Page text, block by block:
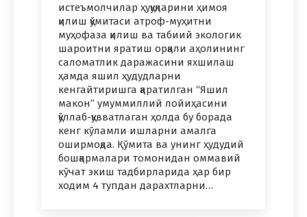
истеъмолчилар ҳуқуқларини ҳимоя
қилиш қўмитаси атроф-муҳитни
муҳофаза қилиш ва табиий экологик
шароитни яратиш орқали аҳолининг
саломатлик даражасини яхшилаш
ҳамда яшил ҳудудларни
кенгайтиришга қаратилган “Яшил
макон” умуммиллий лойиҳасини
қўллаб-қувватлаган ҳолда бу борада
кенг кўламли ишларни амалга
оширмоқда. Қўмита ва унинг ҳудудий
бошқармалари томонидан оммавий
кўчат экиш тадбирларида ҳар бир
ходим 4 тупдан дарахтларни…